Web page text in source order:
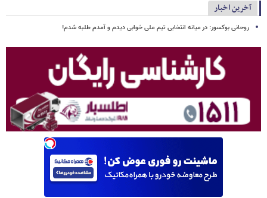
آخرین اخبار
روحانی بوکسور: در میانه انتخابی تیم ملی خوابی دیدم و آمدم طلبه شدم!